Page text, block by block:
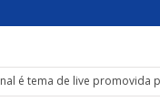
é tema de live